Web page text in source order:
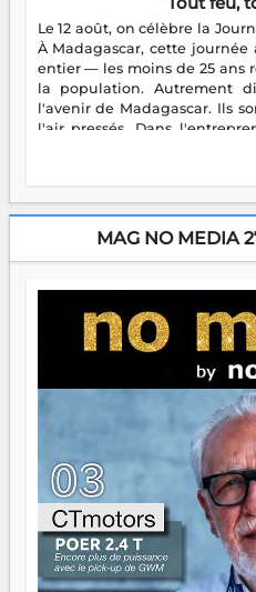
Le 12 août, on célèbre la
À Madagascar, cette
entier — les moins de 25 ans
la population. Autrement
l'avenir de Madagascar. Ils
l'air pressés. Dans
plus nombreux à se lancer,
sans filet, souvent sans
dorment vraiment la nuit.
encore meilleures. Aina
Prix RFI Instrumental
jeunes qui tiennent la
s'arrêter là, applaudir et
serait passer à côté d'une
brûle fort — et parfois, ça
direction peut éclairer autant
là que les aînés entrent en
gouvernail, mais pour
ont la force, les vieux ont
n'est pas un combat de
d'équipage. Partagez vos
Surtout vos échecs,
n'importe quel manuel. À
Il faut juste s'assurer que
même sens.
MAG NO MEDIA